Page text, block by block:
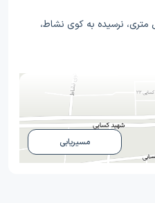
متری، نرسیده به کوی نشاط،
مسیریابی